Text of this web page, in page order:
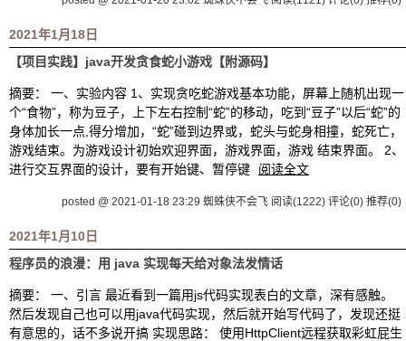
2021年1月18日
【项目实践】java开发贪食蛇小游戏【附源码】
摘要： 一、实验内容 1、实现贪吃蛇游戏基本功能，屏幕上随机出现一
个“食物”，称为豆子，上下左右控制“蛇”的移动，吃到“豆子”以后“蛇”的
身体加长一点,得分增加，“蛇”碰到边界或，蛇头与蛇身相撞，蛇死亡，
游戏结束。为游戏设计初始欢迎界面，游戏界面，游戏 结束界面。 2、
进行交互界面的设计，要有开始键、暂停键
阅读全文
posted @ 2021-01-18 23:29 蜘蛛侠不会飞 阅读(1222) 评论(0) 推荐(0)
2021年1月10日
程序员的浪漫：用 java 实现每天给对象法发情话
摘要： 一、引言 最近看到一篇用js代码实现表白的文章，深有感触。
然后发现自己也可以用java代码实现，然后就开始写代码了，发现还挺
有意思的，话不多说开搞 实现思路： 使用HttpClient远程获取彩虹屁生